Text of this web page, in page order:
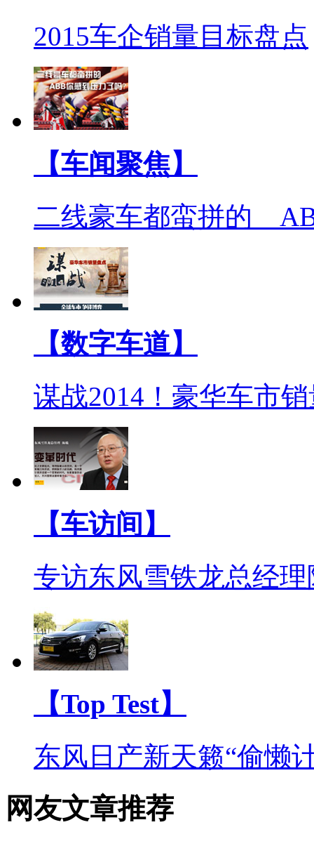
2015车企销量目标盘点
【车闻聚焦】
二线豪车都蛮拼的
【数字车道】
谋战2014！豪华车市
【车访间】
专访东风雪铁龙总经
【Top Test】
东风日产新天籁“偷懒
网友文章推荐